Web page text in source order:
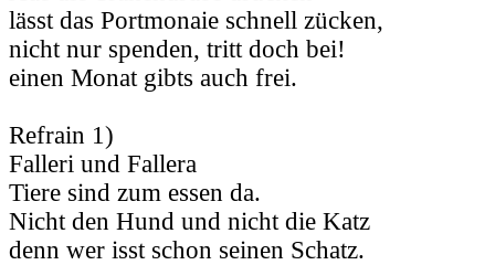
lässt das Portmonaie schnell zücken,
nicht nur spenden, tritt doch bei!
einen Monat gibts auch frei.
Refrain 1)
Falleri und Fallera
Tiere sind zum essen da.
Nicht den Hund und nicht die Katz
denn wer isst schon seinen Schatz.